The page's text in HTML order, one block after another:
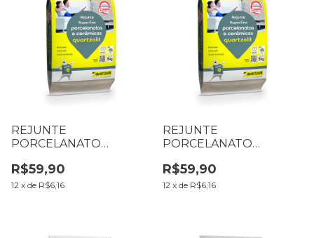
REJUNTE
PORCELANATO
CINZA ARTICO
R$59,90
12 x de R$6,16
REJUNTE
PORCELANATO
BRANCO
R$59,90
12 x de R$6,16